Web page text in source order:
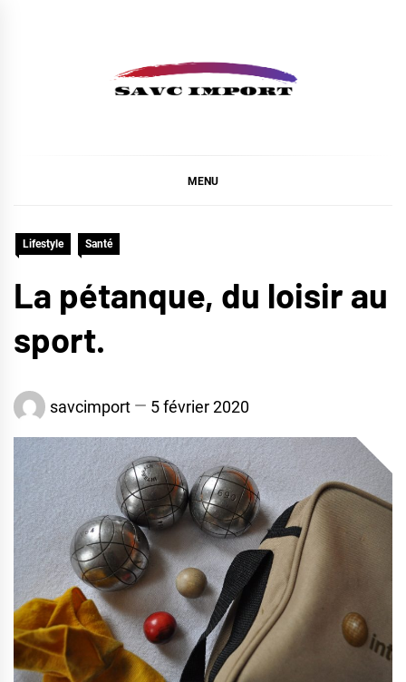
MENU
Lifestyle Santé
La pétanque, du loisir au
sport.
savcimport 5 février 2020